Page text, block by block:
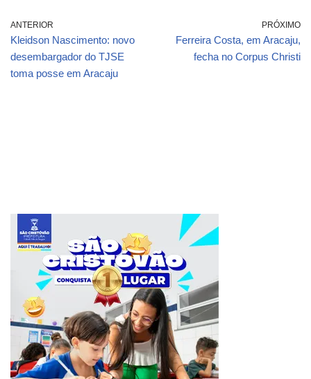
ANTERIOR
Kleidson Nascimento: novo
desembargador do TJSE
toma posse em Aracaju
PRÓXIMO
Ferreira Costa, em Aracaju,
fecha no Corpus Christi